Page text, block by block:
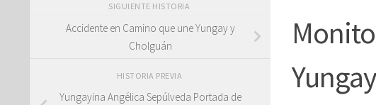
Yungay
SIGUIENTE HISTORIA
Accidente en Camino que une Yungay y
Cholguán
HISTORIA PREVIA
Yungayina Angélica Sepúlveda Portada de